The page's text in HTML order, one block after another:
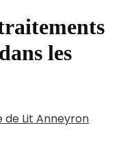
les
de Lit Anneyron